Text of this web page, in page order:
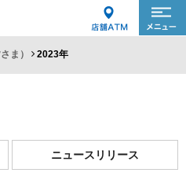
ま） 2023年
ニュースリリース